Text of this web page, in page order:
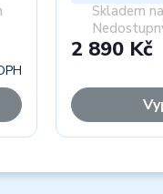
Skladem
2 890 Kč